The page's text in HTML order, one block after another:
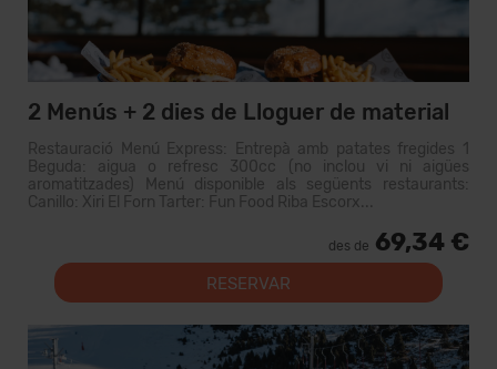
2 Menús + 2 dies de Lloguer de material
Restauració Menú Express: Entrepà amb patates fregides 1
Beguda: aigua o refresc 300cc (no inclou vi ni aigües
aromatitzades) Menú disponible als següents restaurants:
Canillo: Xiri El Forn Tarter: Fun Food Riba Escorx...
des de 69,34 €
RESERVAR